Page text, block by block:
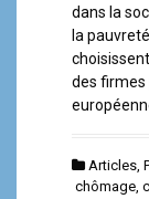
dans la
la
des
Articles,
chômage,